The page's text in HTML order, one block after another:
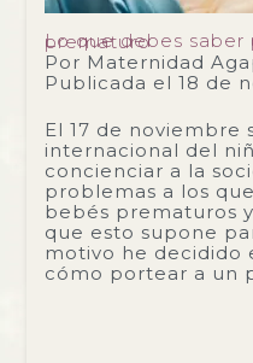
Lo que debes saber para portear a un prematuro
Por Maternidad
Publicada el18 de
El 17 de noviembre
internacional del
concienciar a la
problemas a los
bebés prematuros
que esto supone
motivo he decidido
cómo portear a un